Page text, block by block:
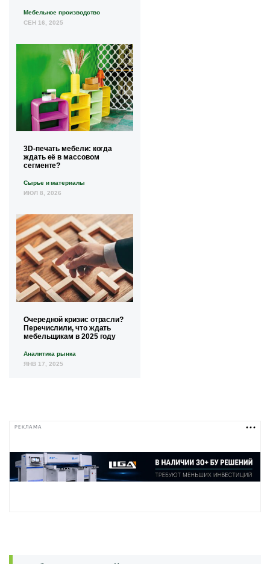
Мебельное производство
СЕН 16, 2025
3D-печать мебели: когда
ждать её в массовом
сегменте?
Сырье и материалы
ИЮЛ 8, 2026
Очередной кризис отрасли?
Перечислили, что ждать
мебельщикам в 2025 году
Аналитика рынка
ЯНВ 17, 2025
РЕКЛАМА